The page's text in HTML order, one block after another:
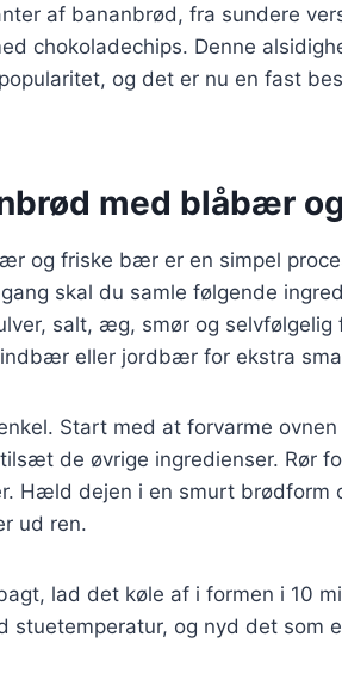
af bananbrød, fra sundere
chokoladechips. Denne
og det er nu en fast
med blåbær
og friske bær er en simpel
skal du samle følgende
salt, æg, smør og
eller jordbær for ekstra
Start med at forvarme
de øvrige ingredienser. Rør
Hæld dejen i en smurt brødform
ud ren.
lad det køle af i formen i 10
stuetemperatur, og nyd det som